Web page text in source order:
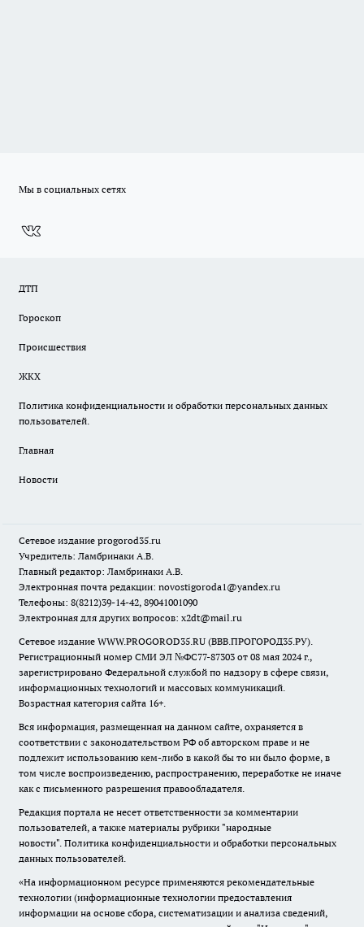
Мы в социальных сетях
ДТП
Гороскоп
Происшествия
ЖКХ
Политика конфиденциальности и обработки персональных данных
пользователей.
Главная
Новости
Сетевое издание progorod35.ru
Учредитель: Ламбринаки А.В.
Главный редактор: Ламбринаки А.В.
Электронная почта редакции: novostigoroda1@yandex.ru
Телефоны: 8(8212)39-14-42, 89041001090
Электронная для других вопросов: x2dt@mail.ru
Сетевое издание WWW.PROGOROD35.RU (ВВВ.ПРОГОРОД35.РУ).
Регистрационный номер СМИ ЭЛ №ФС77-87303 от 08 мая 2024 г.,
зарегистрировано Федеральной службой по надзору в сфере связи,
информационных технологий и массовых коммуникаций.
Возрастная категория сайта 16+.
Вся информация, размещенная на данном сайте, охраняется в
соответствии с законодательством РФ об авторском праве и не
подлежит использованию кем-либо в какой бы то ни было форме, в
том числе воспроизведению, распространению, переработке не иначе
как с письменного разрешения правообладателя.
Редакция портала не несет ответственности за комментарии
пользователей, а также материалы рубрики "народные
новости". Политика конфиденциальности и обработки персональных
данных пользователей.
«На информационном ресурсе применяются рекомендательные
технологии (информационные технологии предоставления
информации на основе сбора, систематизации и анализа сведений,